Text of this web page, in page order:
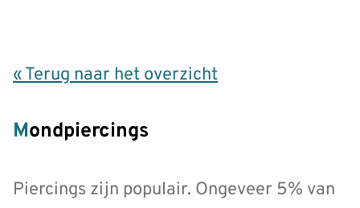
« Terug naar het overzicht
Mondpiercings
Piercings zijn populair. Ongeveer 5% van